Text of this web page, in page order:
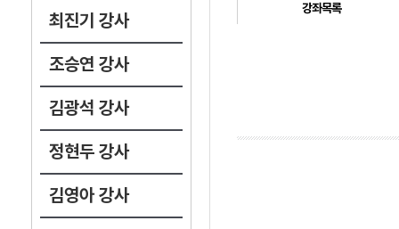
최진기 강사
조승연 강사
김광석 강사
정현두 강사
김영아 강사
강좌목록